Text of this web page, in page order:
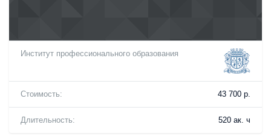
Институт профессионального образования
Стоимость: 43 700 р.
Длительность: 520 ак. ч